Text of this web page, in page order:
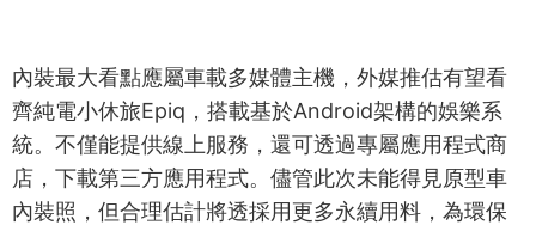
內裝最大看點應屬車載多媒體主機，外媒推估有望看
齊純電小休旅Epiq，搭載基於Android架構的娛樂系
統。不僅能提供線上服務，還可透過專屬應用程式商
店，下載第三方應用程式。儘管此次未能得見原型車
內裝照，但合理估計將透採用更多永續用料，為環保